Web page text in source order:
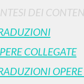
DEI
COLLEGATE